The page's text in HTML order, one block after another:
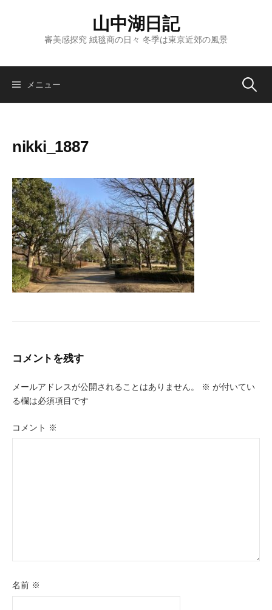
ツ
山中湖日記
審美感探究 絨毯商の日々 冬季は東京近郊の風景
メニュー 検
nikki_1887
コメントを残す
メールアドレスが公開されることはありません。 ※ が付いてい
る欄は必須項目です
コメント ※
名前 ※